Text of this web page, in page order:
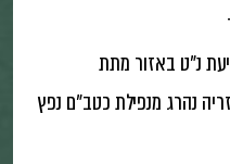
נ״ט באזור מתת
נהרג מנפילת כטב״ם נפץ